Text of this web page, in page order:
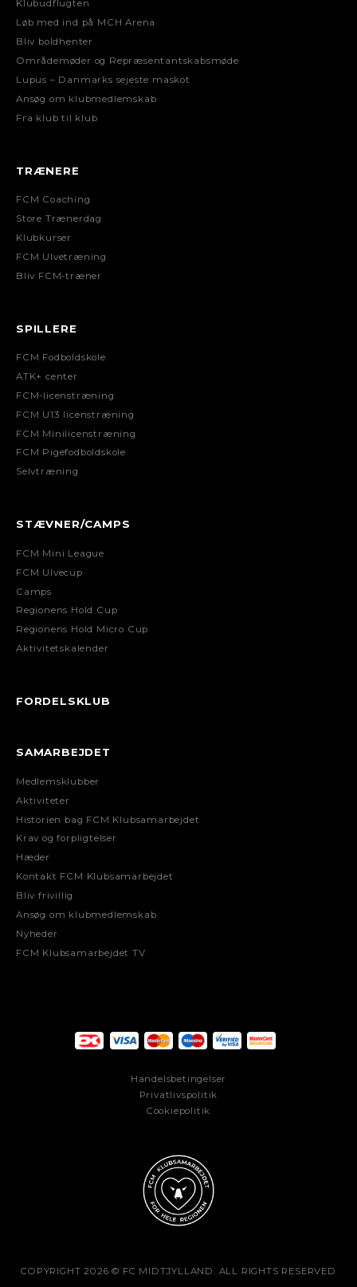
Klubudflugten
Løb med ind på MCH Arena
Bliv boldhenter
Områdemøder og Repræsentantskabsmøde
Lupus – Danmarks sejeste maskot
Ansøg om klubmedlemskab
Fra klub til klub
TRÆNERE
FCM Coaching
Store Trænerdag
Klubkurser
FCM Ulvetræning
Bliv FCM-træner
SPILLERE
FCM Fodboldskole
ATK+ center
FCM-licenstræning
FCM U13 licenstræning
FCM Minilicenstræning
FCM Pigefodboldskole
Selvtræning
STÆVNER/CAMPS
FCM Mini League
FCM Ulvecup
Camps
Regionens Hold Cup
Regionens Hold Micro Cup
Aktivitetskalender
FORDELSKLUB
SAMARBEJDET
Medlemsklubber
Aktiviteter
Historien bag FCM Klubsamarbejdet
Krav og forpligtelser
Hæder
Kontakt FCM Klubsamarbejdet
Bliv frivillig
Ansøg om klubmedlemskab
Nyheder
FCM Klubsamarbejdet TV
Handelsbetingelser
Privatlivspolitik
Cookiepolitik
COPYRIGHT 2026 © FC MIDTJYLLAND. ALL RIGHTS RESERVED